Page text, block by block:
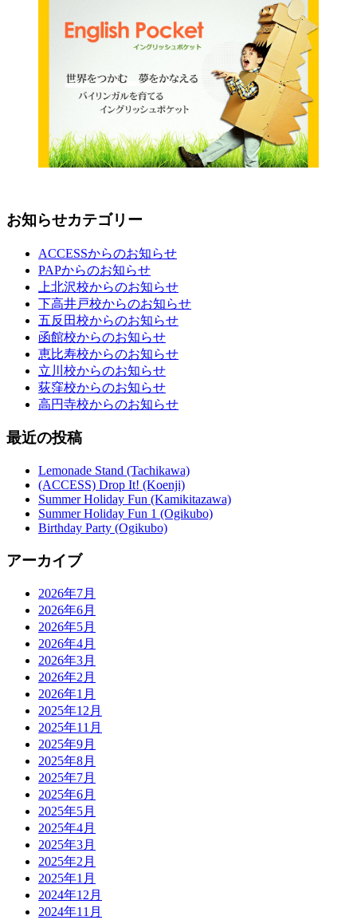
お知らせカテゴリー
ACCESSからのお知らせ
PAPからのお知らせ
上北沢校からのお知らせ
下高井戸校からのお知らせ
五反田校からのお知らせ
函館校からのお知らせ
恵比寿校からのお知らせ
立川校からのお知らせ
荻窪校からのお知らせ
高円寺校からのお知らせ
最近の投稿
Lemonade Stand (Tachikawa)
(ACCESS) Drop It! (Koenji)
Summer Holiday Fun (Kamikitazawa)
Summer Holiday Fun 1 (Ogikubo)
Birthday Party (Ogikubo)
アーカイブ
2026年7月
2026年6月
2026年5月
2026年4月
2026年3月
2026年2月
2026年1月
2025年12月
2025年11月
2025年9月
2025年8月
2025年7月
2025年6月
2025年5月
2025年4月
2025年3月
2025年2月
2025年1月
2024年12月
2024年11月